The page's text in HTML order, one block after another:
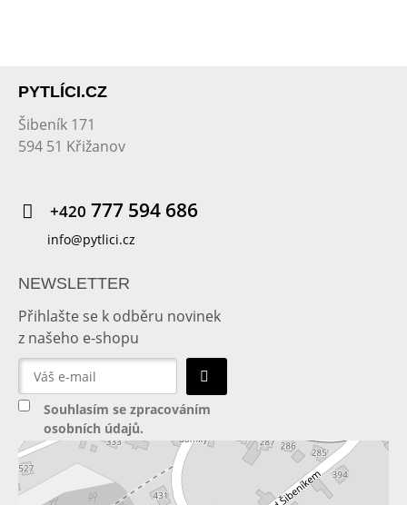
PYTLÍCI.CZ
Šibeník 171
594 51 Křižanov
+420 777 594 686
info@pytlici.cz
NEWSLETTER
Přihlašte se k odběru novinek
z našeho e-shopu
Souhlasím se zpracováním
osobních údajů.